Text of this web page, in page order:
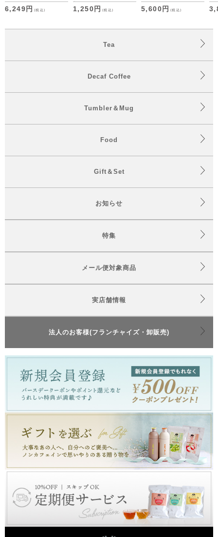
セット デカフェコー
ヒーも仲間入り
6,249円 (税込)
便 1/3]
1,250円 (税込) 5,600円 (税込)
Tea
Decaf Coffee
Tumbler＆Mug
Food
Gift＆Set
お知らせ
特集
メール便対象商品
実店舗情報
法人のお客様(フランチャイズ・卸販売)